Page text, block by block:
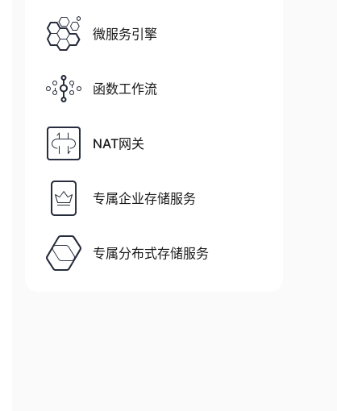
mobile_tiles/2022-01-
fixed_tiles/2022-01-
01_performance_mobile_tiles"
01_performance_mobile_tiles"
微服务引擎
函数工作流
NAT网关
专属企业存储服务
专属分布式存储服务